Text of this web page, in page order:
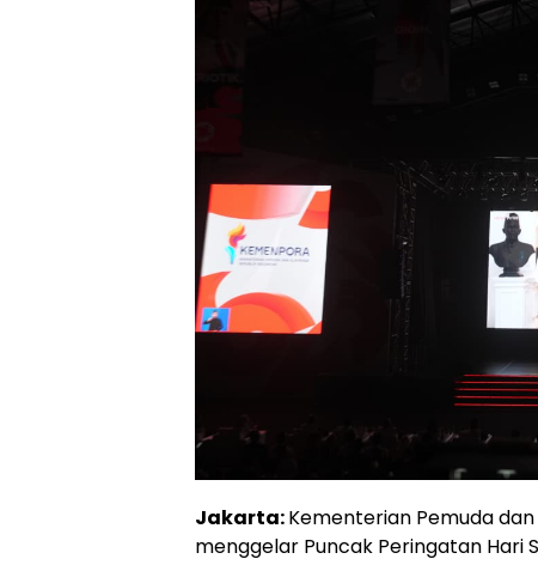
Jakarta:Kementerian Pemuda
menggelar Puncak Peringatan Hari